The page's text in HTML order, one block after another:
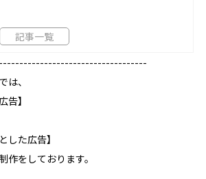
記事一覧
は、
告】
した広告】
作をしております。